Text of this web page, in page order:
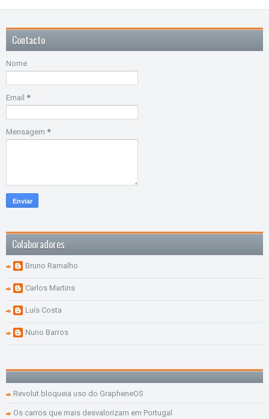
Contacto
Nome
Email *
Mensagem *
Colaboradores
Bruno Ramalho
Carlos Martins
Luís Costa
Nuno Barros
Revolut bloqueia uso do GrapheneOS
Os carros que mais desvalorizam em Portugal